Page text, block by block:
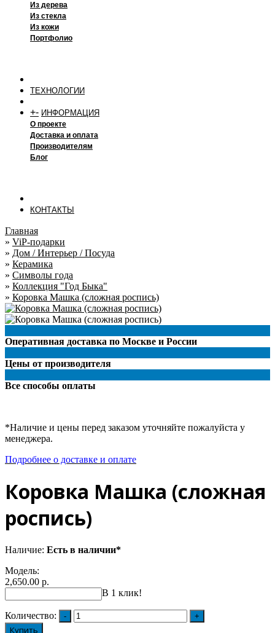
Из дерева
Из стекла
Из кожи
Портфолио
ТЕХНОЛОГИИ
+- ИНФОРМАЦИЯ
О проекте
Доставка и оплата
Производителям
Блог
КОНТАКТЫ
Главная
» ViP-подарки
» Дом / Интерьер / Посуда
» Керамика
» Символы года
» Коллекция "Год Быка"
» Коровка Машка (сложная роспись)
Оперативная доставка по Москве и России
Цены от производителя
Все способы оплаты
*Наличие и цены перед заказом уточняйте пожалуйста у
менеджера.
Подробнее о доставке и оплате
Коровка Машка (сложная
роспись)
Наличие: Есть в наличии*
Модель:
2,650.00 р.
В 1 клик!
Количество:
Купить